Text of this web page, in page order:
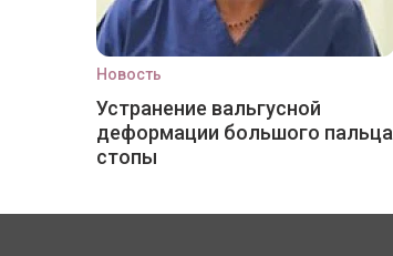
Новость
Устранение вальгусной
деформации большого пальца
стопы